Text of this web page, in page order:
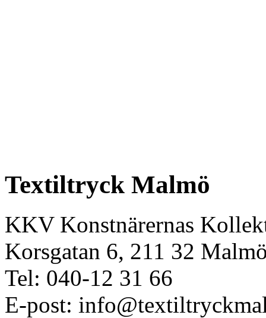
Textiltryck Malmö
KKV Konstnärernas
Korsgatan 6, 211 32
Tel: 040-12 31 66
E-post: